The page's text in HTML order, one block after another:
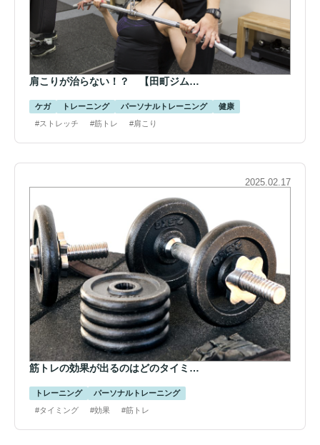
肩こりが治らない！？ 【田町ジム…
ケガ トレーニング パーソナルトレーニング
健康
#ストレッチ
#筋トレ #肩こり
2025.02.17
筋トレの効果が出るのはどのタイミ…
トレーニング
パーソナルトレーニング
#タイミング
#効果 #筋トレ